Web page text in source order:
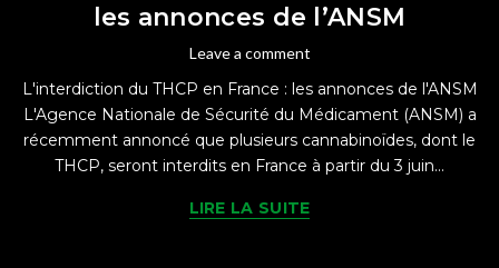
les annonces de l’ANSM
Leave a comment
L'interdiction du THCP en France : les annonces de l'ANSM
L'Agence Nationale de Sécurité du Médicament (ANSM) a
récemment annoncé que plusieurs cannabinoïdes, dont le
THCP, seront interdits en France à partir du 3 juin...
LIRE LA SUITE